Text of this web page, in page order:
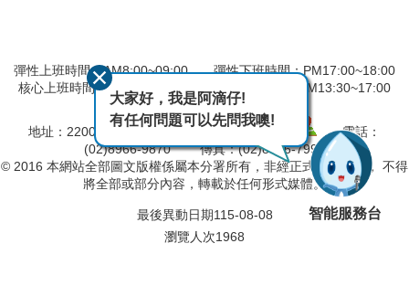
彈性上班時間：AM8:00~09:00 彈性下班時間：PM17:00~18:00
核心上班時間：星期一 ~ 星期五 AM08:30~12:30 PM13:30~17:00
中午時間服務台不休息
地址：220057 新北市板橋區四川路2段橋頭1號
電話：
(02)8966-9870 傳真：(02)8966-7996
© 2016 本網站全部圖文版權係屬本分署所有，非經正式書面同意， 不得
將全部或部分內容，轉載於任何形式媒體。
最後異動日期115-08-08
瀏覽人次1968
大家好，我是阿滴仔!
有任何問題可以先問我噢!
智能服務台